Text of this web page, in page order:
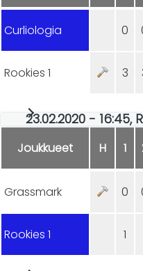
Curliologia 0
Rookies 1 3
23.02.2020 - 16:45,
Joukkueet H 1
Grassmark 0
Rookies 1 1